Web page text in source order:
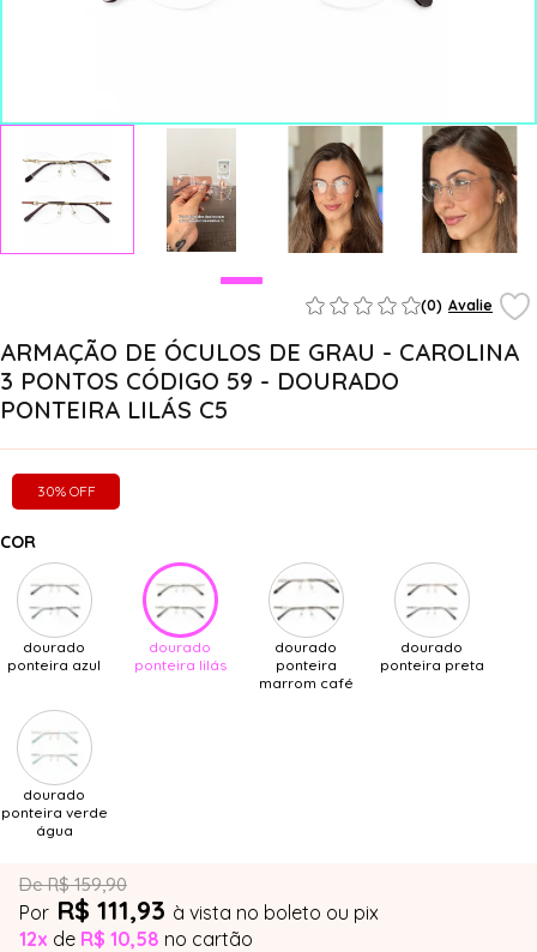
(0) Avalie
ARMAÇÃO DE ÓCULOS DE GRAU - CAROLINA
3 PONTOS CÓDIGO 59 - DOURADO
PONTEIRA LILÁS C5
30% OFF
COR
dourado
ponteira azul
dourado
ponteira lilás
dourado
ponteira
marrom café
dourado
ponteira preta
dourado
ponteira verde
água
De R$ 159,90
Por R$ 111,93 à vista no boleto ou pix
12x de R$ 10,58 no cartão